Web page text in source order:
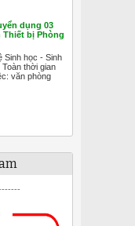
dụng 03
Thiết bị Phòng
Sinh học - Sinh
thời gian
văn phòng